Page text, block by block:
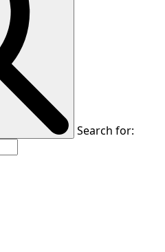
Search for: